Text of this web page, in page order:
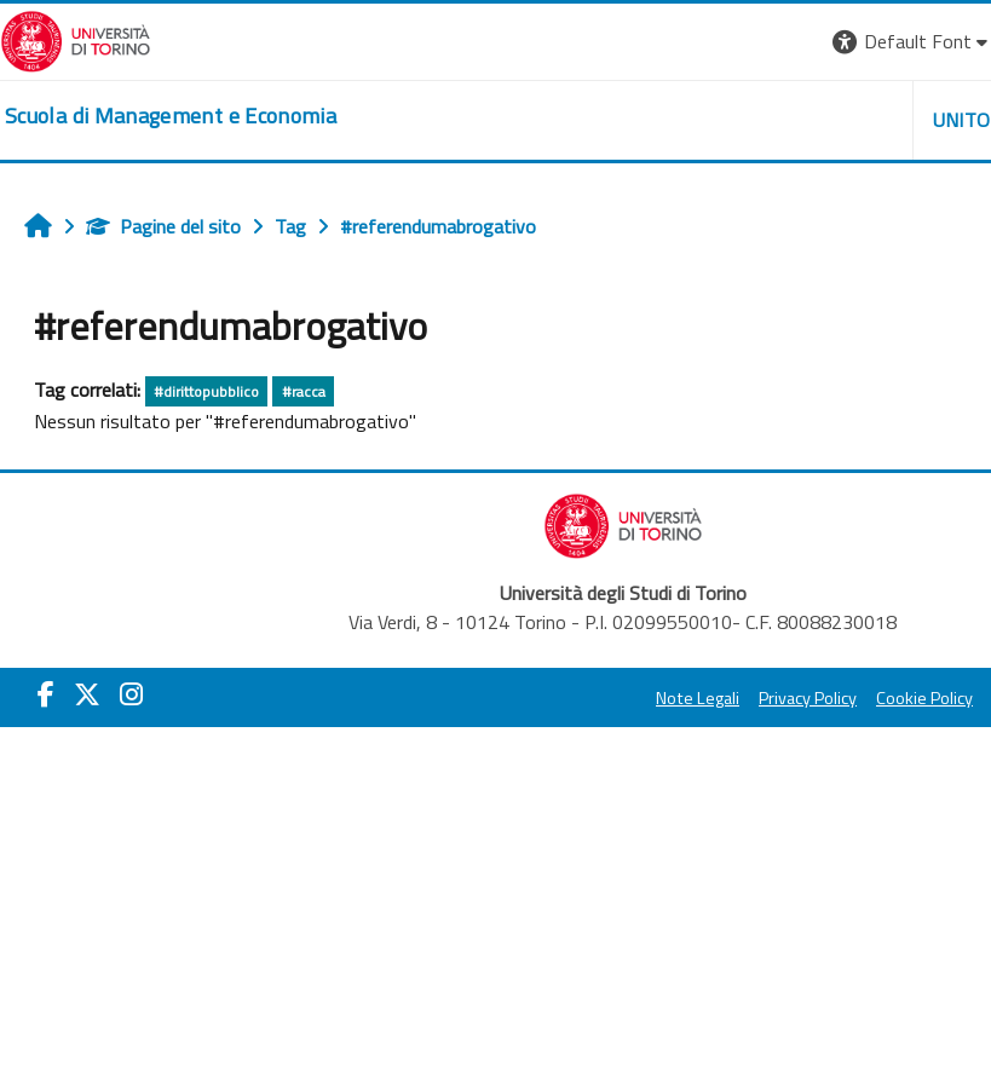
Vai al contenuto principale
Default Font
Scuola di Management e Economia UNITO
HomePagine del sito Tag #referendumabrogativo
#referendumabrogativo
Tag correlati: #dirittopubblico #racca
Nessun risultato per "#referendumabrogativo"
Università degli Studi di Torino
Via Verdi, 8 - 10124 Torino - P.I. 02099550010- C.F. 80088230018
Note Legali Privacy Policy Cookie Policy